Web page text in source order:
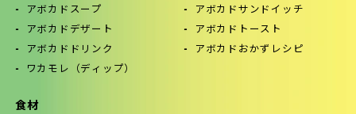
アボカドスープ
アボカドデザート
アボカドドリンク
ワカモレ（ディップ）
アボカドサンドイッチ
アボカドトースト
アボカドおかずレシピ
食材